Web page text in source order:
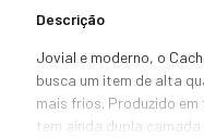
Descrição
Jovial e moderno, o
busca um item de alta
mais frios. Produzido
tem ainda dupla